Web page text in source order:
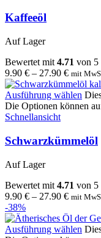
Kaffeeöl
Auf Lager
Bewertet mit 4.71 von 5
9.90 € – 27.90 € mit
Ausführung wählen
Die Optionen können
Schnellansicht
Schwarzkümmelöl
Auf Lager
Bewertet mit 4.71 von 5
9.90 € – 27.90 € mit
-38%
Ausführung wählen